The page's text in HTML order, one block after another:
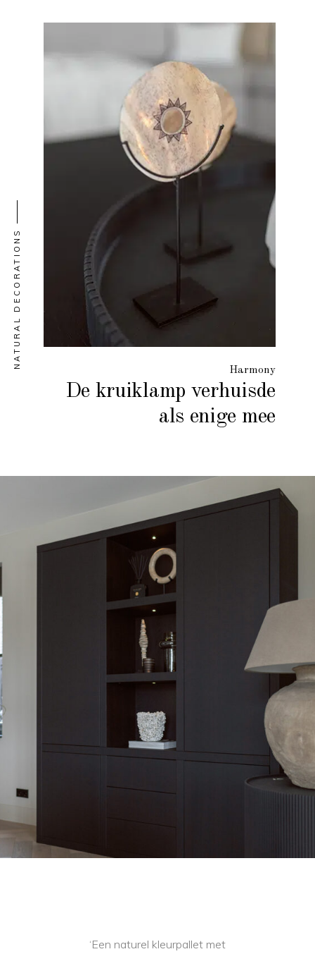
NATURAL DECORATIONS
Harmony
De kruiklamp verhuisde
als enige mee
‘Een naturel kleurpallet met